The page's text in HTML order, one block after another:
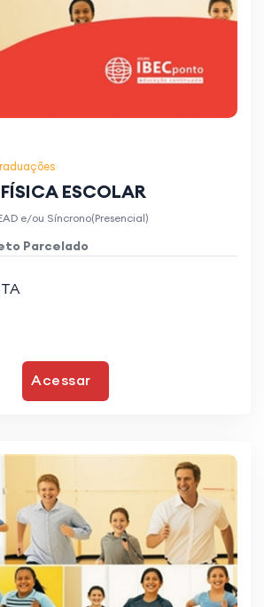
ESCOLAR
e/ou Síncrono(Presencial)
Parcelado
Acessar